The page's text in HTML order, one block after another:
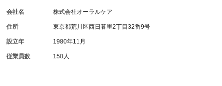
会社名 株式会社オーラルケア
住所 東京都荒川区西日暮里2丁目32番9号
設立年 1980年11月
従業員数 150人